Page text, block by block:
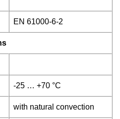
EN 61000-6-2
-25 … +70 °C
with natural convection